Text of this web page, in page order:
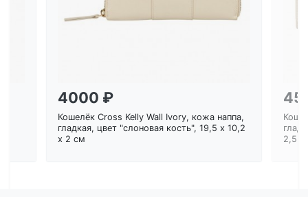
4000 ₽
Кошелёк Cross Kelly Wall Ivory, кожа наппа,
гладкая, цвет "слоновая кость", 19,5 x 10,2
x 2 см
2,5